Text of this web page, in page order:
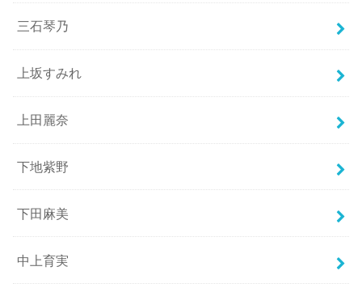
三石琴乃
上坂すみれ
上田麗奈
下地紫野
下田麻美
中上育実